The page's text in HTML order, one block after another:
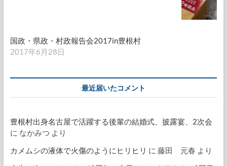
国政・県政・村政報告会2017in豊根村
2017年6月28日
最近届いたコメント
豊根村出身名古屋で活躍する後輩の結婚式、披露宴、2次会
に なかみつ より
カメムシの液体で火傷のようにヒリヒリ に 藤田 元春 より